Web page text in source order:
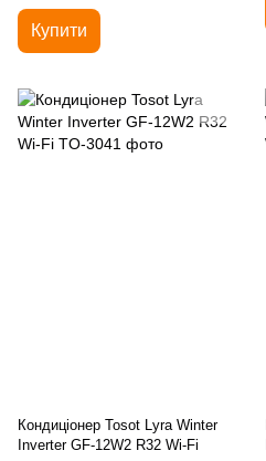
Купити
Кондиціонер Tosot Lyra Winter
Inverter GF-12W2 R32 Wi-Fi